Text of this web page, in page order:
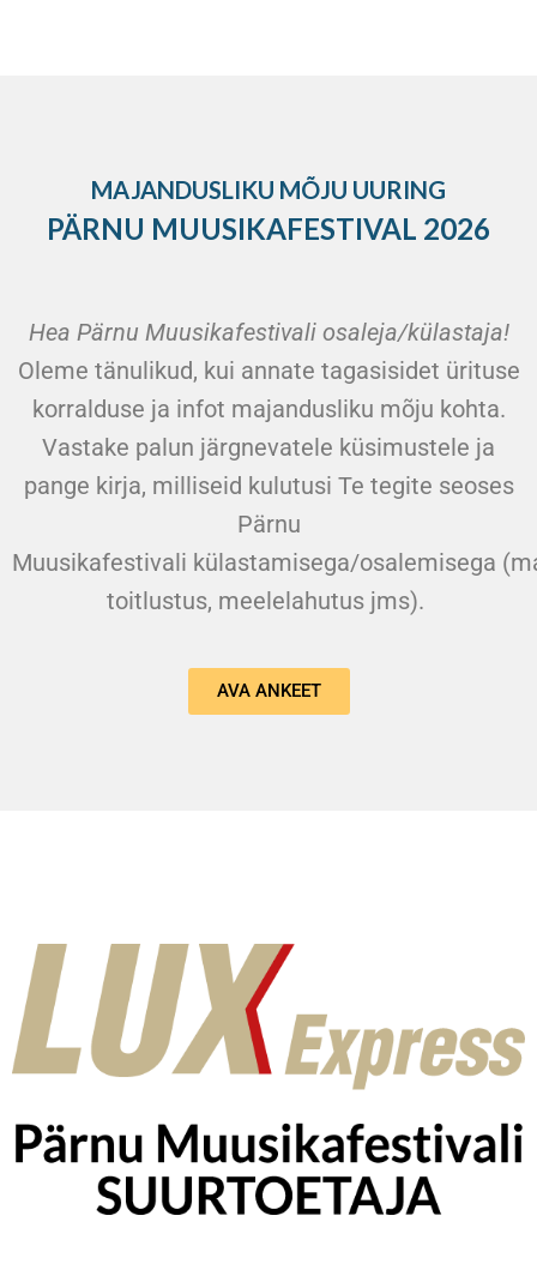
MAJANDUSLIKU MÕJU UURING
PÄRNU MUUSIKAFESTIVAL 2026
Hea Pärnu Muusikafestivali osaleja/külastaja!
Oleme tänulikud, kui annate tagasisidet ürituse
korralduse ja infot majandusliku mõju kohta.
Vastake palun järgnevatele küsimustele ja
pange kirja, milliseid kulutusi Te tegite seoses
Pärnu
Muusikafestivali külastamisega/osalemisega
toitlustus, meelelahutus jms).
AVA ANKEET